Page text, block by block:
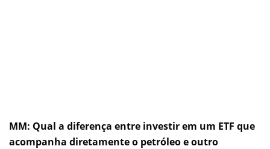
MM: Qual a diferença entre investir em um ETF que
acompanha diretamente o petróleo e outro